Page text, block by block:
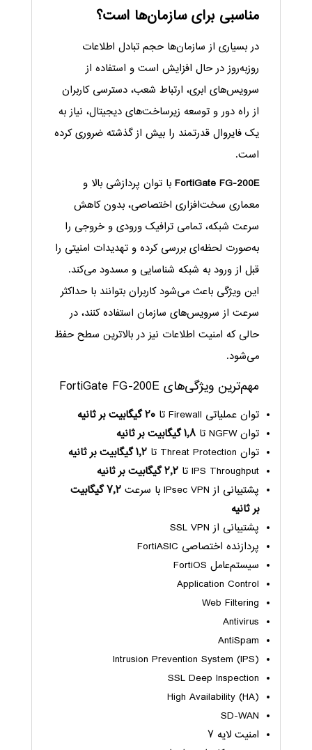
مناسبی برای سازمان‌ها است؟
در بسیاری از سازمان‌ها حجم تبادل اطلاعات
روزبه‌روز در حال افزایش است و استفاده از
سرویس‌های ابری، ارتباط شعب، دسترسی کاربران
از راه دور و توسعه زیرساخت‌های دیجیتال، نیاز به
یک فایروال قدرتمند را بیش از گذشته ضروری کرده
است.
FortiGate FG-200Eبا توان پردازشی بالا و
معماری سخت‌افزاری اختصاصی، بدون کاهش
سرعت شبکه، تمامی ترافیک ورودی و خروجی را
به‌صورت لحظه‌ای بررسی کرده و تهدیدات امنیتی را
قبل از ورود به شبکه شناسایی و مسدود می‌کند.
این ویژگی باعث می‌شود کاربران بتوانند با حداکثر
سرعت از سرویس‌های سازمان استفاده کنند، در
حالی که امنیت اطلاعات نیز در بالاترین سطح حفظ
می‌شود.
مهم‌ترین ویژگی‌های FortiGate FG-200E
توان عملیاتی Firewall تا
۲۰ گیگابیت بر ثانیه
توان NGFW تا
۱٫۸ گیگابیت بر ثانیه
توان Threat Protection تا
۱٫۲ گیگابیت بر ثانیه
IPS Throughput تا
۲٫۲ گیگابیت بر ثانیه
پشتیبانی از IPsec VPN با سرعت
۷٫۲ گیگابیت
بر ثانیه
پشتیبانی از SSL VPN
پردازنده اختصاصی FortiASIC
سیستم‌عامل FortiOS
Application Control
Web Filtering
Antivirus
AntiSpam
Intrusion Prevention System (IPS)
SSL Deep Inspection
High Availability (HA)
SD-WAN
امنیت لایه ۷